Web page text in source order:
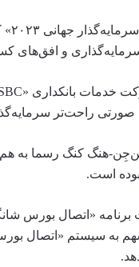
به
و افق‌های
راحت‌تر
هنگ کنگ رسما به
است.